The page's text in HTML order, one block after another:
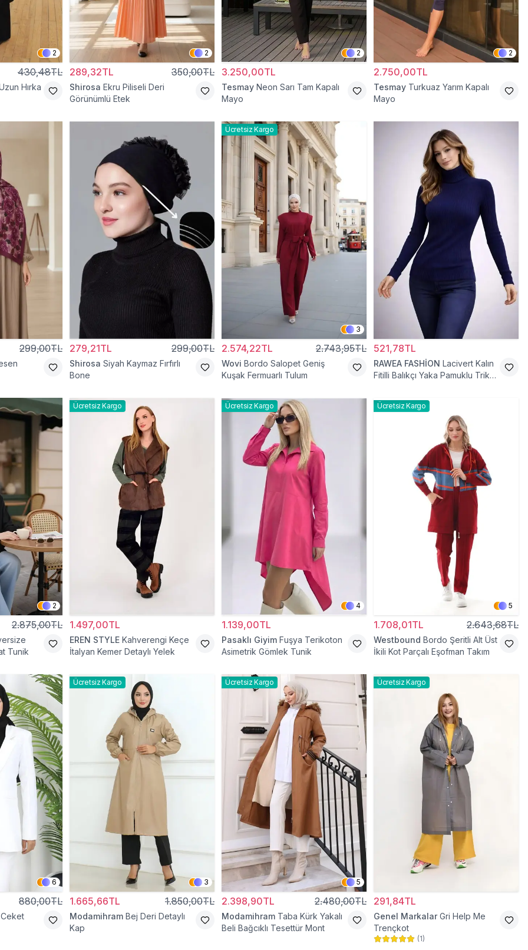
2
430,48TL
Hırka
2
289,32TL 350,00TL
Shirosa Ekru Piliseli Deri
Görünümlü Etek
2
3.250,00TL
Tesmay Neon Sarı Tam Kapalı
Mayo
2
2.750,00TL
Tesmay Turkuaz Yarım Kapalı
Mayo
299,00TL 279,21TL 299,00TL
Shirosa Siyah Kaymaz Fırfırlı
Bone
Ücretsiz Kargo
3
2.574,22TL 2.743,95TL
Wovi Bordo Salopet Geniş
Kuşak Fermuarlı Tulum
521,78TL
RAWEA FASHİON Lacivert Kalın
Fitilli Balıkçı Yaka Pamuklu Triko
2
2.875,00TL
Tunik
Ücretsiz Kargo
1.497,00TL
EREN STYLE Kahverengi Keçe
İtalyan Kemer Detaylı Yelek
Ücretsiz Kargo
4
1.139,00TL
Pasaklı Giyim Fuşya Terikoton
Asimetrik Gömlek Tunik
Ücretsiz Kargo
5
1.708,01TL 2.643,68TL
Westbound Bordo Şeritli Alt Üst
İkili Kot Parçalı Eşofman Takım
6
880,00TL
Ücretsiz Kargo
3
1.665,66TL 1.850,00TL
Modamihram Bej Deri Detaylı
Kap
Ücretsiz Kargo
5
2.398,90TL 2.480,00TL
Modamihram Taba Kürk Yakalı
Beli Bağcıklı Tesettür Mont
Ücretsiz Kargo
291,84TL
Genel Markalar Gri Help Me
Trençkot
(1)